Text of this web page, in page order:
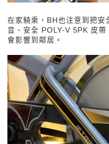
在家騎乘，BH也注意到把安
音、安全 POLY-V 5PK 皮帶
會影響到鄰居。